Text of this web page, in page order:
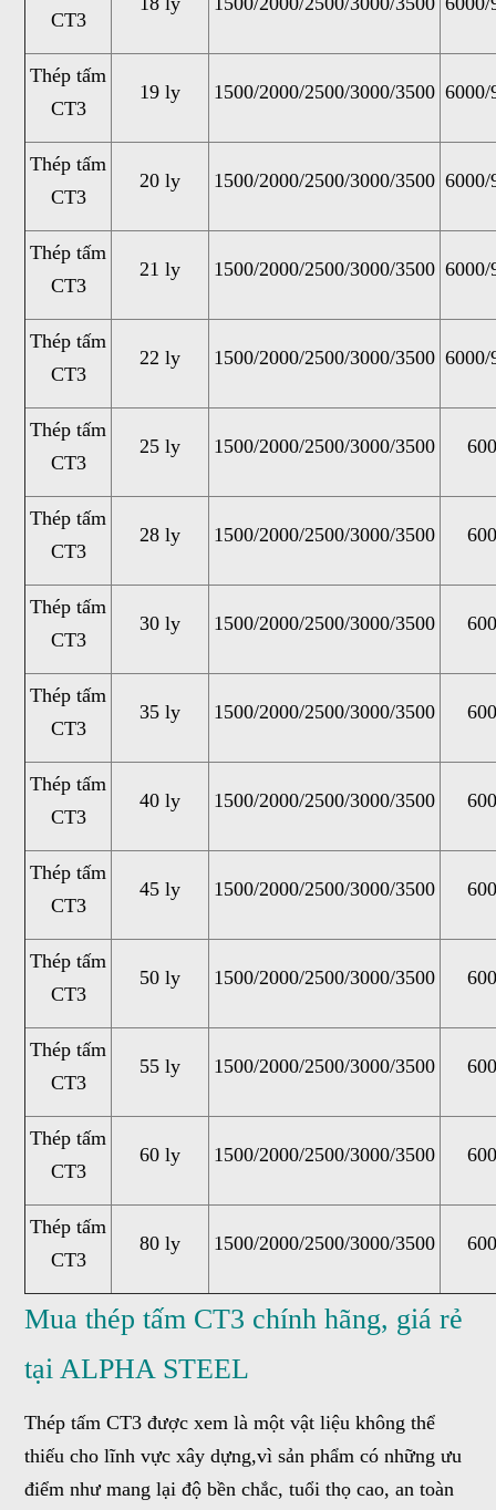
CT3
Thép tấm
CT3
19 ly 1500/2000/2500/3000/3500 6000/
Thép tấm
CT3
20 ly 1500/2000/2500/3000/3500 6000/
Thép tấm
CT3
21 ly 1500/2000/2500/3000/3500 6000/
Thép tấm
CT3
22 ly 1500/2000/2500/3000/3500 6000/
Thép tấm
CT3
25 ly 1500/2000/2500/3000/3500
Thép tấm
CT3
28 ly 1500/2000/2500/3000/3500
Thép tấm
CT3
30 ly 1500/2000/2500/3000/3500
Thép tấm
CT3
35 ly 1500/2000/2500/3000/3500
Thép tấm
CT3
40 ly 1500/2000/2500/3000/3500
Thép tấm
CT3
45 ly 1500/2000/2500/3000/3500
Thép tấm
CT3
50 ly 1500/2000/2500/3000/3500
Thép tấm
CT3
55 ly 1500/2000/2500/3000/3500
Thép tấm
CT3
60 ly 1500/2000/2500/3000/3500
Thép tấm
CT3
80 ly 1500/2000/2500/3000/3500
Mua thép tấm CT3 chính hãng, giá rẻ
tại ALPHA STEEL
Thép tấm CT3 được xem là một vật liệu không thể
thiếu cho lĩnh vực xây dựng,vì sản phẩm có những ưu
điểm như mang lại độ bền chắc, tuổi thọ cao, an toàn